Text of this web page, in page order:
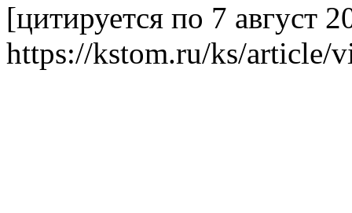
[цитируется по 7 август
https://kstom.ru/ks/article/